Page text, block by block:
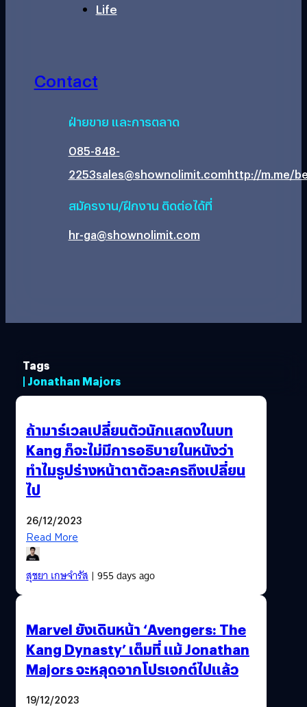
Life
Contact
ฝ่ายขาย และการตลาด
085-848-
2253sales@shownolimit.comhttp://m.me/
สมัครงาน/ฝึกงาน ติดต่อได้ที่
hr-ga@shownolimit.com
Tags
| Jonathan Majors
ถ้ามาร์เวลเปลี่ยนตัวนักแสดงในบท
Kang ก็จะไม่มีการอธิบายในหนังว่า
ทำไมรูปร่างหน้าตาตัวละครถึงเปลี่ยน
ไป
26/12/2023
Read More
สุชยา เกษจำรัส| 955 days ago
Marvel ยังเดินหน้า ‘Avengers: The
Kang Dynasty’ เต็มที่ แม้ Jonathan
Majors จะหลุดจากโปรเจกต์ไปแล้ว
19/12/2023